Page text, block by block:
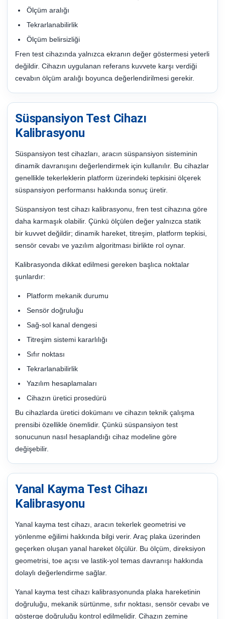
Ölçüm aralığı
Tekrarlanabilirlik
Ölçüm belirsizliği
Fren test cihazında yalnızca ekranın değer göstermesi yeterli
değildir. Cihazın uygulanan referans kuvvete karşı verdiği
cevabın ölçüm aralığı boyunca değerlendirilmesi gerekir.
Süspansiyon Test Cihazı
Kalibrasyonu
Süspansiyon test cihazları, aracın süspansiyon sisteminin
dinamik davranışını değerlendirmek için kullanılır. Bu cihazlar
genellikle tekerleklerin platform üzerindeki tepkisini ölçerek
süspansiyon performansı hakkında sonuç üretir.
Süspansiyon test cihazı kalibrasyonu, fren test cihazına göre
daha karmaşık olabilir. Çünkü ölçülen değer yalnızca statik
bir kuvvet değildir; dinamik hareket, titreşim, platform tepkisi,
sensör cevabı ve yazılım algoritması birlikte rol oynar.
Kalibrasyonda dikkat edilmesi gereken başlıca noktalar
şunlardır:
Platform mekanik durumu
Sensör doğruluğu
Sağ-sol kanal dengesi
Titreşim sistemi kararlılığı
Sıfır noktası
Tekrarlanabilirlik
Yazılım hesaplamaları
Cihazın üretici prosedürü
Bu cihazlarda üretici dokümanı ve cihazın teknik çalışma
prensibi özellikle önemlidir. Çünkü süspansiyon test
sonucunun nasıl hesaplandığı cihaz modeline göre
değişebilir.
Yanal Kayma Test Cihazı
Kalibrasyonu
Yanal kayma test cihazı, aracın tekerlek geometrisi ve
yönlenme eğilimi hakkında bilgi verir. Araç plaka üzerinden
geçerken oluşan yanal hareket ölçülür. Bu ölçüm, direksiyon
geometrisi, toe açısı ve lastik-yol temas davranışı hakkında
dolaylı değerlendirme sağlar.
Yanal kayma test cihazı kalibrasyonunda plaka hareketinin
doğruluğu, mekanik sürtünme, sıfır noktası, sensör cevabı ve
gösterge doğruluğu kontrol edilmelidir. Cihazın zemine